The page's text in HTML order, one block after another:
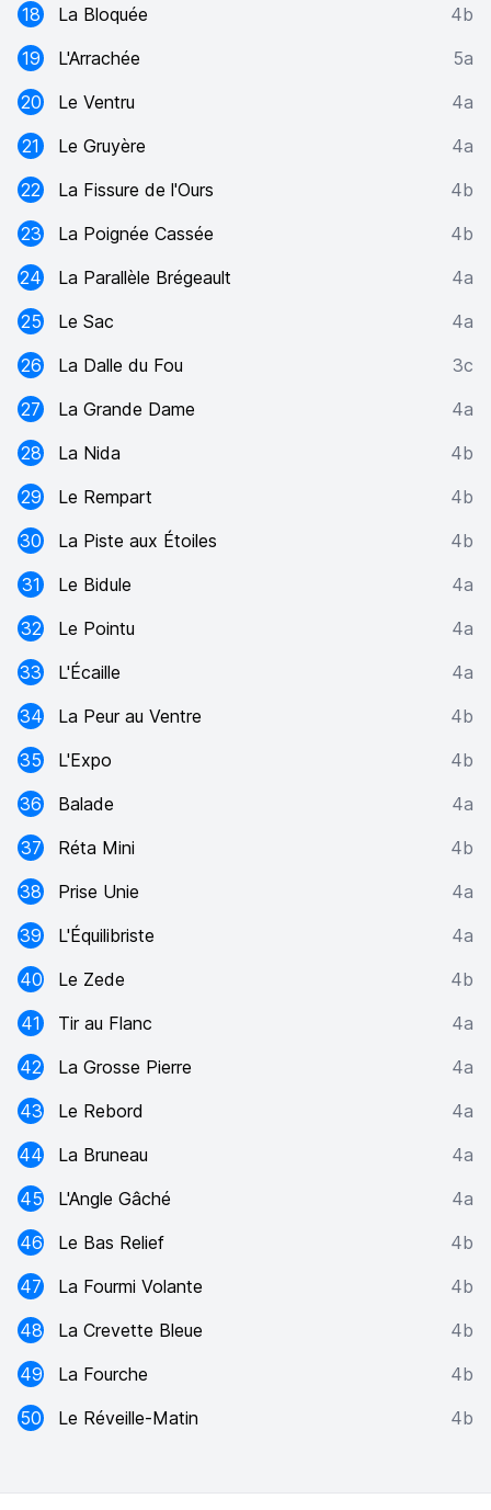
18
La Bloquée
4b
19
L'Arrachée
5a
20
Le Ventru
4a
21
Le Gruyère
4a
22
La Fissure de l'Ours
4b
23
La Poignée Cassée
4b
24
La Parallèle Brégeault
4a
25
Le Sac
4a
26
La Dalle du Fou
3c
27
La Grande Dame
4a
28
La Nida
4b
29
Le Rempart
4b
30
La Piste aux Étoiles
4b
31
Le Bidule
4a
32
Le Pointu
4a
33
L'Écaille
4a
34
La Peur au Ventre
4b
35
L'Expo
4b
36
Balade
4a
37
Réta Mini
4b
38
Prise Unie
4a
39
L'Équilibriste
4a
40
Le Zede
4b
41
Tir au Flanc
4a
42
La Grosse Pierre
4a
43
Le Rebord
4a
44
La Bruneau
4a
45
L'Angle Gâché
4a
46
Le Bas Relief
4b
47
La Fourmi Volante
4b
48
La Crevette Bleue
4b
49
La Fourche
4b
50
Le Réveille-Matin 4b